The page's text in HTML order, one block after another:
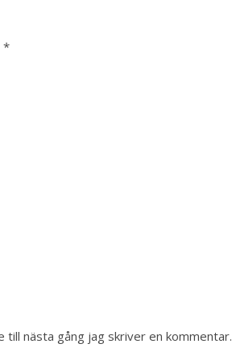
*
nästa gång jag skriver en kommentar.